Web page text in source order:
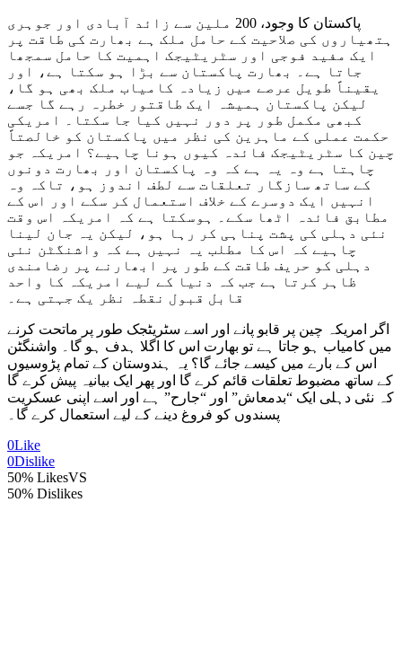
پاکستان کا وجود، 200 ملین سے زائد آبادی اور جوہری
ہتھیاروں کی صلاحیت کے حامل ملک ہے بھارت کی طاقت پر
ایک مفید فوجی اور سٹریٹیجک اہمیت کا حامل سمجھا
جاتا ہے۔ بھارت پاکستان سے بڑا ہو سکتا ہے، اور
یقیناً طویل عرصے میں زیادہ کامیاب ملک بھی ہو گا،
لیکن پاکستان ہمیشہ ایک طاقتور خطرہ رہے گا جسے
کبھی مکمل طور پر دور نہیں کیا جا سکتا۔ امریکی
حکمت عملی کے ماہرین کی نظر میں پاکستان کو خالصتاً
چین کا سٹریٹیجک فائدہ کیوں ہونا چاہیے؟ امریکہ جو
چاہتا ہے وہ یہ ہے کہ وہ پاکستان اور بھارت دونوں
کے ساتھ سازگار تعلقات سے لطف اندوز ہو، تاکہ وہ
انہیں ایک دوسرے کے خلاف استعمال کر سکے اور اس کے
مطابق فائدہ اٹھا سکے۔ ہوسکتا ہے کہ امریکہ اس وقت
نئی دہلی کی پشت پناہی کر رہا ہو، لیکن یہ جان لینا
چاہیے کہ اس کا مطلب یہ نہیں ہے کہ واشنگٹن نئی
دہلی کو حریف طاقت کے طور پر ابھارنے پر رضامندی
ظاہر کرتا ہے جب کہ دنیا کے لیے امریکہ کا واحد
قابل قبول نقطہ نظر یک جہتی ہے۔
اگر امریکہ چین پر قابو پانے اور اسے سٹریٹجک طور پر ماتحت کرنے
میں کامیاب ہو جاتا ہے تو بھارت اس کا اگلا ہدف ہو گا۔ واشنگٹن
اس کے بارے میں کیسے جائے گا؟ یہ ہندوستان کے تمام پڑوسیوں
کے ساتھ مضبوط تعلقات قائم کرے گا اور پھر ایک بیانیہ پیش کرے گا
کہ نئی دہلی ایک “بدمعاش” اور “جارح” ہے اور اسے اپنی عسکریت
پسندوں کو فروغ دینے کے لیے استعمال کرے گا۔
0Like
0Dislike
50% LikesVS
50% Dislikes